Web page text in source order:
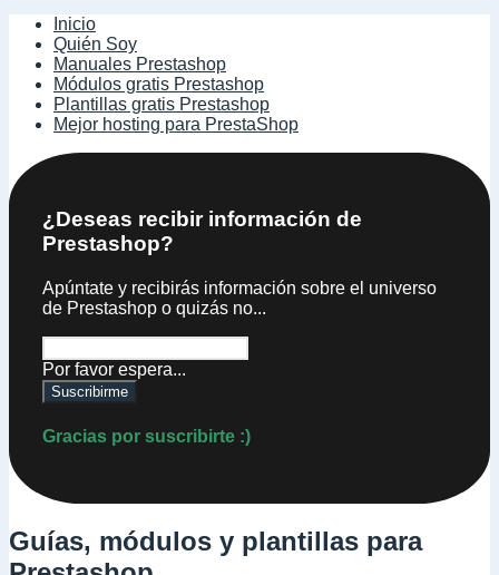
Inicio
Quién Soy
Manuales Prestashop
Módulos gratis Prestashop
Plantillas gratis Prestashop
Mejor hosting para PrestaShop
¿Deseas recibir información de
Prestashop?
Apúntate y recibirás información sobre el universo
de Prestashop o quizás no...
Por favor espera...
Suscribirme
Gracias por suscribirte :)
Guías, módulos y plantillas para